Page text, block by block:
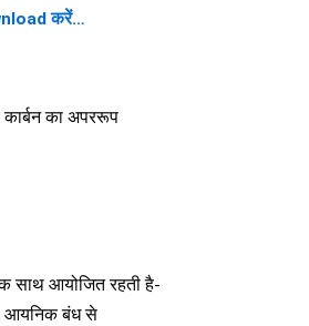
करें…
का अपररूप
साथ आयोजित रहती है-
आयनिक बंध से